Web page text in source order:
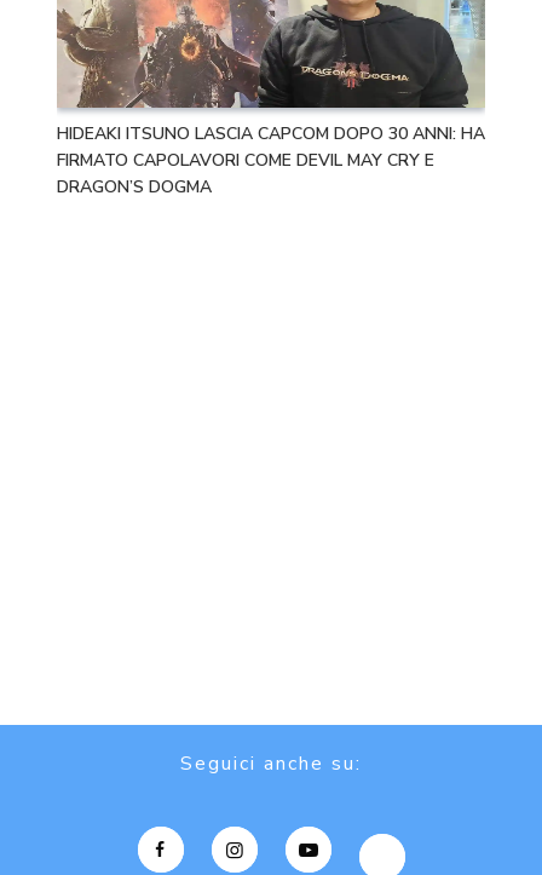
HIDEAKI ITSUNO LASCIA CAPCOM DOPO 30 ANNI: HA
FIRMATO CAPOLAVORI COME DEVIL MAY CRY E
DRAGON’S DOGMA
Seguici anche su: